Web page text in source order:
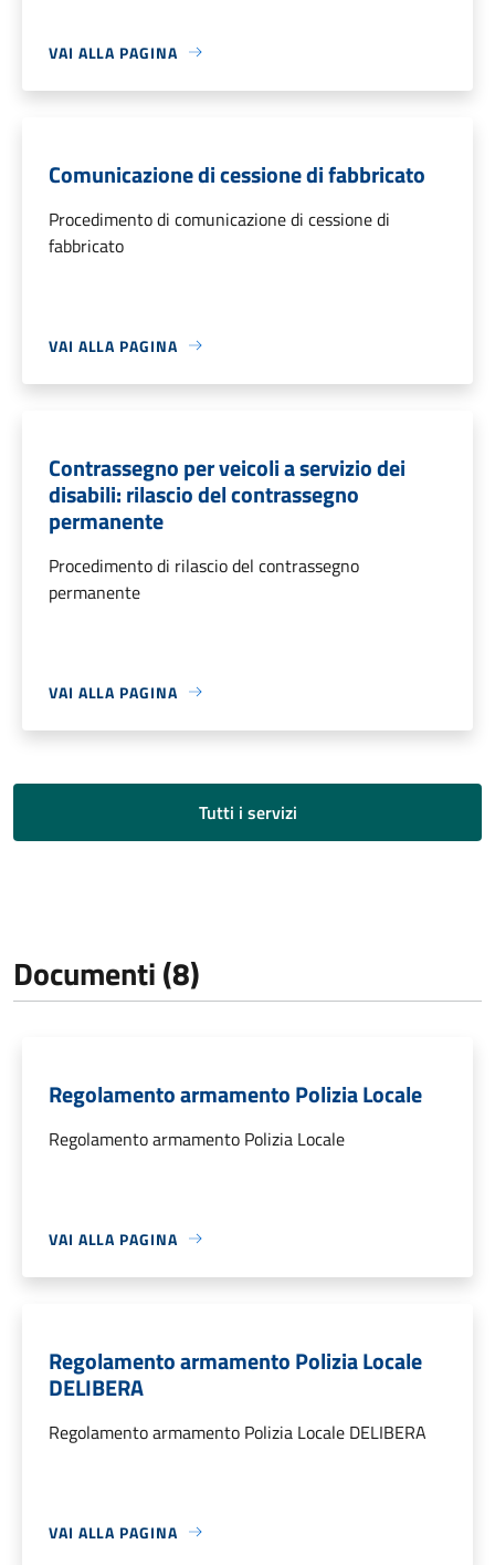
VAI ALLA PAGINA
Comunicazione di cessione di fabbricato
Procedimento di comunicazione di cessione di
fabbricato
VAI ALLA PAGINA
Contrassegno per veicoli a servizio dei
disabili: rilascio del contrassegno
permanente
Procedimento di rilascio del contrassegno
permanente
VAI ALLA PAGINA
Tutti i servizi
Documenti (8)
Regolamento armamento Polizia Locale
Regolamento armamento Polizia Locale
VAI ALLA PAGINA
Regolamento armamento Polizia Locale
DELIBERA
Regolamento armamento Polizia Locale DELIBERA
VAI ALLA PAGINA